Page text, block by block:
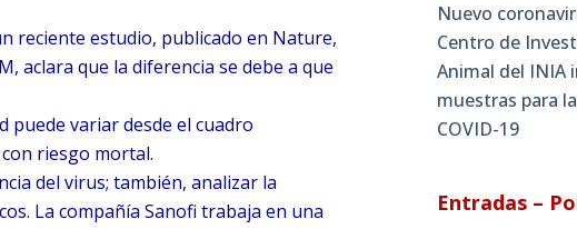
reciente estudio, publicado en Nature,
aclara que la diferencia se debe a que
puede variar desde el cuadro
riesgo mortal.
del virus; también, analizar la
La compañía Sanofi trabaja en una
Nuevo
Centro de
Animal del INIA
muestras para
COVID-19
Entradas –